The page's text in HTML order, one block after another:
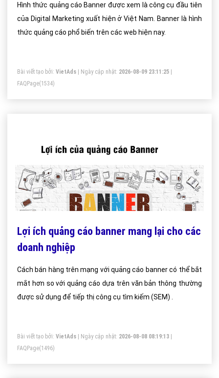
Hình thức quảng cáo Banner được xem là công cụ đầu tiên
của Digital Marketing xuất hiện ở Việt Nam. Banner là hình
thức quảng cáo phổ biến trên các web hiện nay.
Bài viết tạo bởi: VietAds | Ngày cập nhật: 2026-08-09 23:11:25
FAQPage(1534)
Lợi ích quảng cáo banner mang lại cho các
doanh nghiệp
Cách bán hàng trên mạng với quảng cáo banner có thể bắt
mắt hơn so với quảng cáo dựa trên văn bản thông thường
được sử dụng để tiếp thị công cụ tìm kiếm (SEM) .
Bài viết tạo bởi: VietAds | Ngày cập nhật: 2026-08-08 08:19:13
FAQPage(1496)